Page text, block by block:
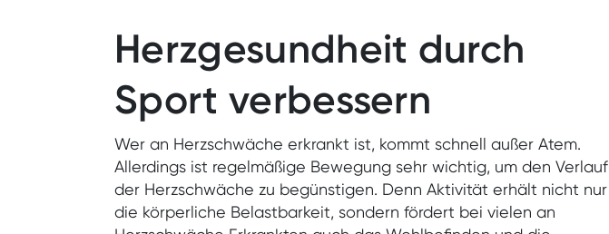
Herzgesundheit durch
Sport verbessern
Wer an Herzschwäche erkrankt ist, kommt schnell außer Atem.
Allerdings ist regelmäßige Bewegung sehr wichtig, um den Verlauf
der Herzschwäche zu begünstigen. Denn Aktivität erhält nicht nur
die körperliche Belastbarkeit, sondern fördert bei vielen an